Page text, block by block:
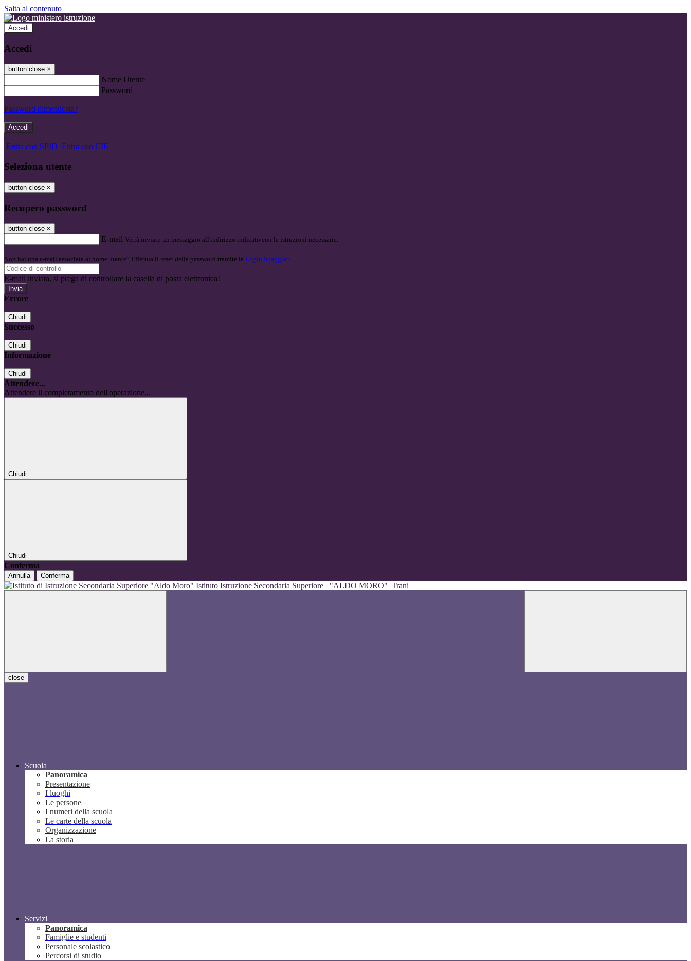
Salta al contenuto
Accedi
Accedi
button close ×
Nome Utente
Password
Password dimenticata?
-
Entra con SPID Entra con CIE
Seleziona utente
button close ×
Recupero password
button close ×
E-mail Verrà inviato un messaggio all'indirizzo indicato con le istruzioni necessarie.
Non hai una e-mail associata al nome utente? Effettua il reset della password tramite la Login Spaggiari
E-mail inviata, si prega di controllare la casella di posta elettronica!
Errore
Chiudi
Successo
Chiudi
Informazione
Chiudi
Attendere...
Attendere il completamento dell'operazione...
Chiudi
Chiudi
Conferma
Annulla Conferma
Istituto Istruzione Secondaria Superiore "ALDO MORO" Trani
close
Scuola
Panoramica
Presentazione
I luoghi
Le persone
I numeri della scuola
Le carte della scuola
Organizzazione
La storia
Servizi
Panoramica
Famiglie e studenti
Personale scolastico
Percorsi di studio